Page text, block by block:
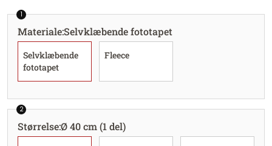
1
Materiale:Selvklæbende fototapet
Selvklæbende
fototapet
Fleece
2
Størrelse:Ø 40 cm (1 del)